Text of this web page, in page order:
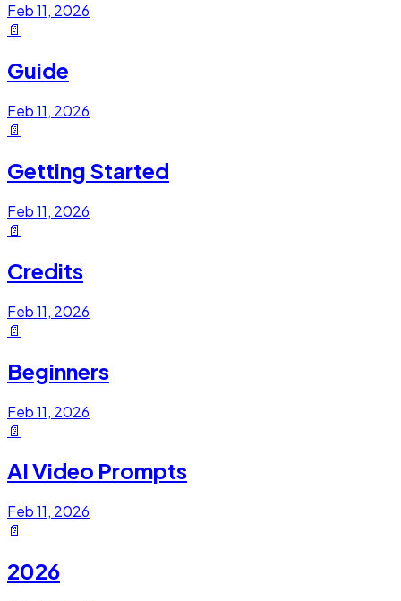
Feb 11, 2026
📄
Guide
Feb 11, 2026
📄
Getting Started
Feb 11, 2026
📄
Credits
Feb 11, 2026
📄
Beginners
Feb 11, 2026
📄
AI Video Prompts
Feb 11, 2026
📄
2026